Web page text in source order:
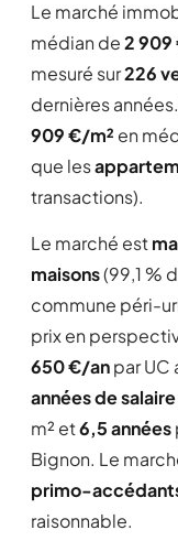
Le marché
médian de2 909
mesuré sur226
dernières
909 €/m² en
que les
transactions).
Le marché est
maisons(99,1 %
commune péri-
prix en
650 €/anpar UC
années de salaire
m² et6,5 années
Bignon. Le
primo-
raisonnable.